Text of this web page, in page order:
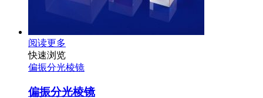
阅读更多
快速浏览
偏振分光棱镜
偏振分光棱镜